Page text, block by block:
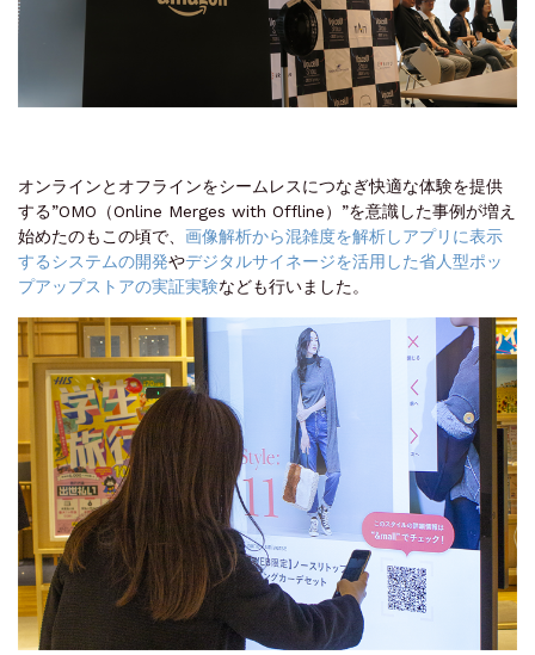
オンラインとオフラインをシームレスにつなぎ快適な体験を提供
する”OMO（Online Merges with Offline）”を意識した事例が増え
始めたのもこの頃で、 画像解析から混雑度を解析しアプリに表示
するシステムの開発やデジタルサイネージを活用した省人型ポッ
プアップストアの実証実験なども行いました。